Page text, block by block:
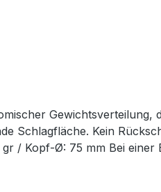
Gewichtsverteilung,
Schlagfläche. Kein
/ Kopf-Ø: 75 mm Bei einer